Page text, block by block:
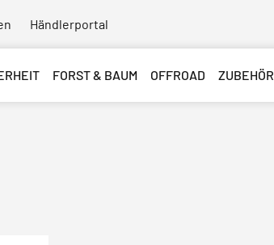
Händlerportal
FORST & BAUM OFFROAD ZUBEHÖR